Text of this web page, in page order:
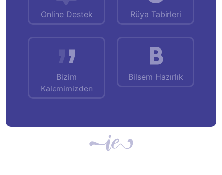
Online Destek Rüya Tabirleri
Bizim
Kalemimizden
Bilsem Hazırlık